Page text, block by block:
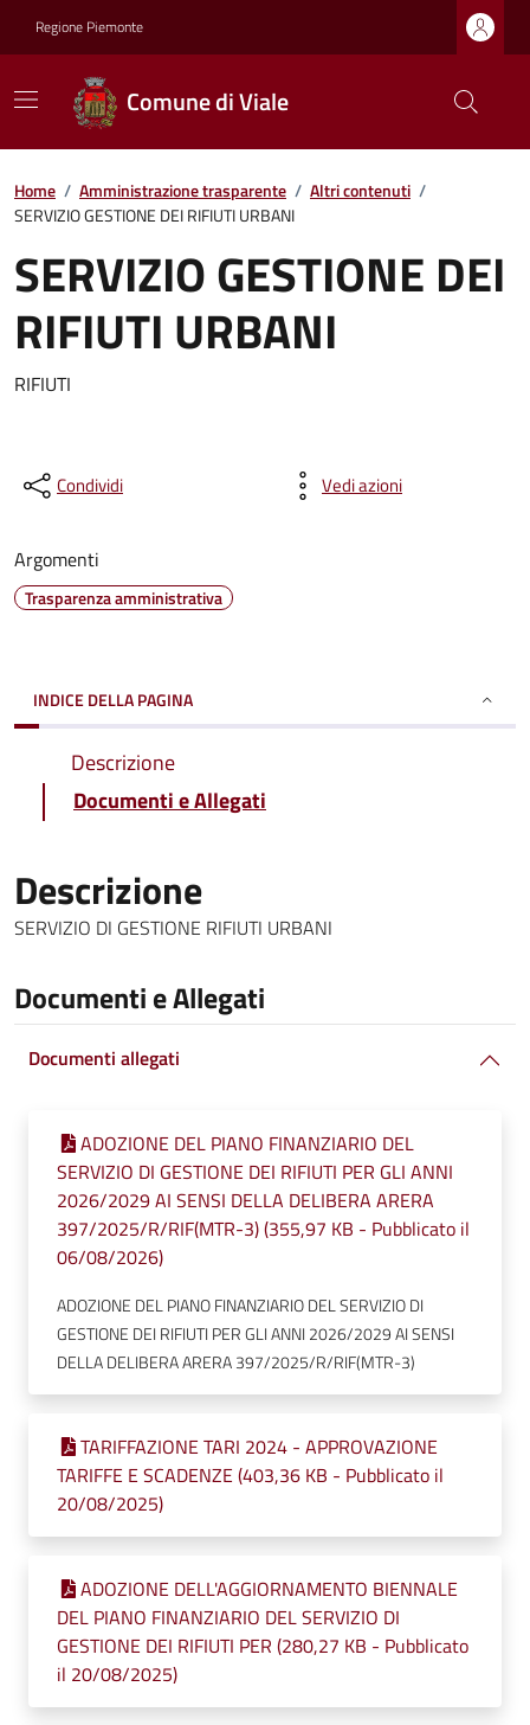
Regione Piemonte
Comune di Viale
Home / Amministrazione trasparente / Altri contenuti /
SERVIZIO GESTIONE DEI RIFIUTI URBANI
SERVIZIO GESTIONE DEI
RIFIUTI URBANI
RIFIUTI
Condividi Vedi azioni
Argomenti
Trasparenza amministrativa
INDICE DELLA PAGINA
Descrizione
Documenti e Allegati
Descrizione
SERVIZIO DI GESTIONE RIFIUTI URBANI
Documenti e Allegati
Documenti allegati
ADOZIONE DEL PIANO FINANZIARIO DEL
SERVIZIO DI GESTIONE DEI RIFIUTI PER GLI ANNI
2026/2029 AI SENSI DELLA DELIBERA ARERA
397/2025/R/RIF(MTR-3) (355,97 KB - Pubblicato il
06/08/2026)
ADOZIONE DEL PIANO FINANZIARIO DEL SERVIZIO DI
GESTIONE DEI RIFIUTI PER GLI ANNI 2026/2029 AI SENSI
DELLA DELIBERA ARERA 397/2025/R/RIF(MTR-3)
TARIFFAZIONE TARI 2024 - APPROVAZIONE
TARIFFE E SCADENZE (403,36 KB - Pubblicato il
20/08/2025)
ADOZIONE DELL'AGGIORNAMENTO BIENNALE
DEL PIANO FINANZIARIO DEL SERVIZIO DI
GESTIONE DEI RIFIUTI PER (280,27 KB - Pubblicato
il 20/08/2025)